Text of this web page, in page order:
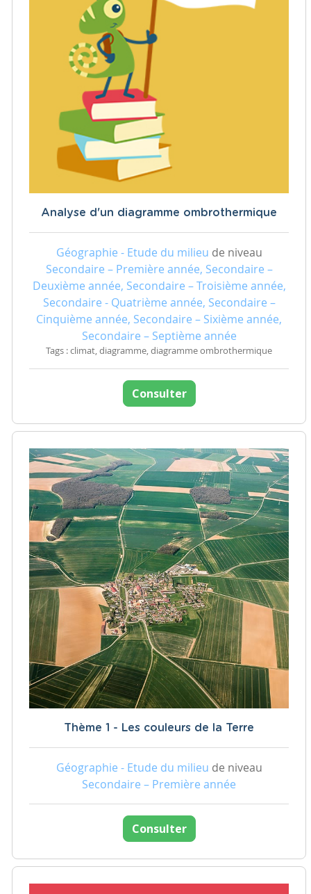
Analyse d'un diagramme ombrothermique
Géographie - Etude du milieu de niveau
Secondaire – Première année, Secondaire –
Deuxième année, Secondaire – Troisième année,
Secondaire - Quatrième année, Secondaire –
Cinquième année, Secondaire – Sixième année,
Secondaire – Septième année
Tags : climat, diagramme, diagramme ombrothermique
Consulter
Thème 1 - Les couleurs de la Terre
Géographie - Etude du milieu de niveau
Secondaire – Première année
Consulter